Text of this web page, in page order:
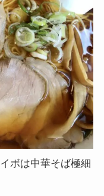
ボは中華そば極細